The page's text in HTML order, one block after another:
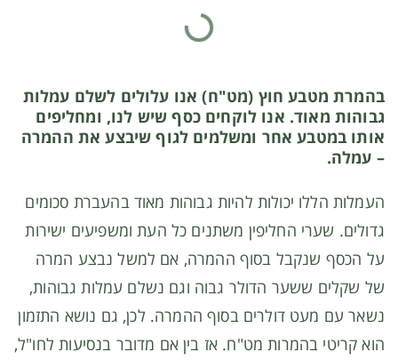
בהמרת מטבע חוץ (מט"ח) אנו עלולים לשלם עמלות
גבוהות מאוד. אנו לוקחים כסף שיש לנו, ומחליפים
אותו במטבע אחר ומשלמים לגוף שיבצע את ההמרה
– עמלה.
העמלות הללו יכולות להיות גבוהות מאוד בהעברת סכומים
גדולים. שערי החליפין משתנים כל העת ומשפיעים ישירות
על הכסף שנקבל בסוף ההמרה, אם למשל נבצע המרה
של שקלים ששער הדולר גבוה וגם נשלם עמלות גבוהות,
נשאר עם מעט דולרים בסוף ההמרה. לכן, גם נושא התזמון
הוא קריטי בהמרות מט"ח. אז בין אם מדובר בנסיעות לחו"ל,